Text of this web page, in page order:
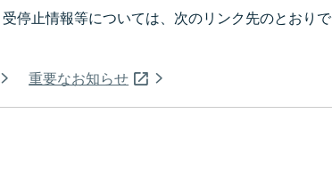
停止情報等については、次のリンク先のとおりで
重要なお知らせ